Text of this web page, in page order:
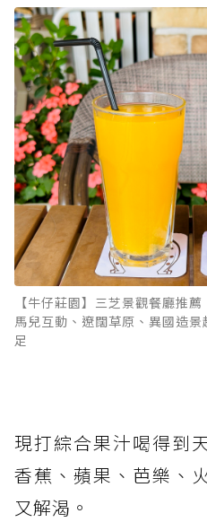
【牛仔莊園】三芝景觀餐廳推
馬兒互動、遼闊草原、異國造
足
現打綜合果汁喝得到
香蕉、蘋果、芭樂、
又解渴。